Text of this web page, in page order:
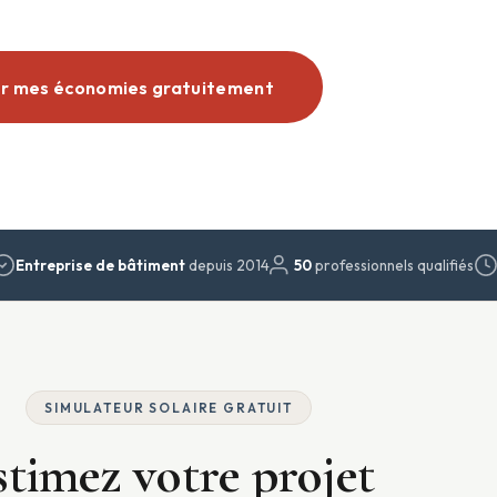
mes économies gratuitement
Entreprise de bâtimentdepuis 2014 50professionnels qualifiés
SIMULATEUR SOLAIRE GRATUIT
votre projet